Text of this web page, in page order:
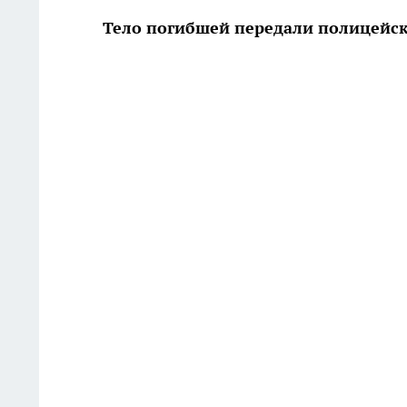
Тело погибшей передали